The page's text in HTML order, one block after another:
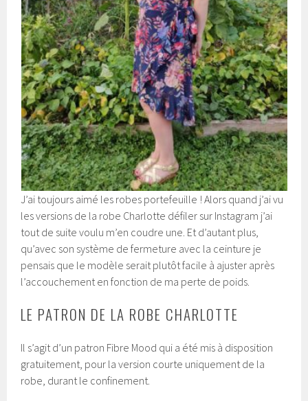
J’ai toujours aimé les robes portefeuille ! Alors quand j’ai vu
les versions de la robe Charlotte défiler sur Instagram j’ai
tout de suite voulu m’en coudre une. Et d’autant plus,
qu’avec son système de fermeture avec la ceinture je
pensais que le modèle serait plutôt facile à ajuster après
l’accouchement en fonction de ma perte de poids.
LE PATRON DE LA ROBE CHARLOTTE
Il s’agit d’un patron Fibre Mood qui a été mis à disposition
gratuitement, pour la version courte uniquement de la
robe, durant le confinement.